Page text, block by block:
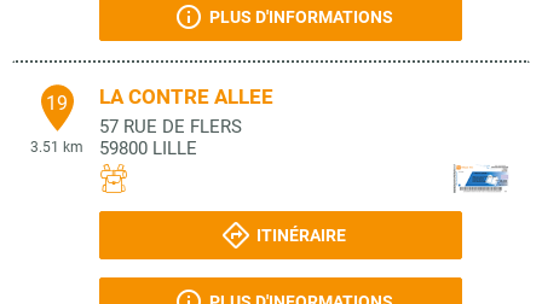
PLUS D'INFORMATIONS
19
3.51 km
LA CONTRE ALLEE
57 RUE DE FLERS
59800 LILLE
ITINÉRAIRE